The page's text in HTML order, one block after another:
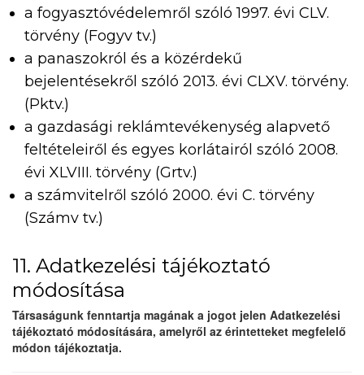
a fogyasztóvédelemről szóló 1997. évi CLV.
törvény (Fogyv tv.)
a panaszokról és a közérdekű
bejelentésekről szóló 2013. évi CLXV. törvény.
(Pktv.)
a gazdasági reklámtevékenység alapvető
feltételeiről és egyes korlátairól szóló 2008.
évi XLVIII. törvény (Grtv.)
a számvitelről szóló 2000. évi C. törvény
(Számv tv.)
11. Adatkezelési tájékoztató
módosítása
Társaságunk fenntartja magának a jogot jelen Adatkezelési
tájékoztató módosítására, amelyről az érintetteket megfelelő
módon tájékoztatja.